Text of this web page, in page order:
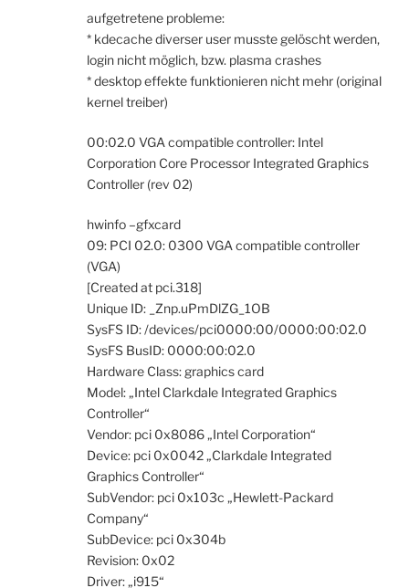
aufgetretene probleme:
* kdecache diverser user musste gelöscht werden,
login nicht möglich, bzw. plasma crashes
* desktop effekte funktionieren nicht mehr (original
kernel treiber)
00:02.0 VGA compatible controller: Intel
Corporation Core Processor Integrated Graphics
Controller (rev 02)
hwinfo –gfxcard
09: PCI 02.0: 0300 VGA compatible controller
(VGA)
[Created at pci.318]
Unique ID: _Znp.uPmDlZG_1OB
SysFS ID: /devices/pci0000:00/0000:00:02.0
SysFS BusID: 0000:00:02.0
Hardware Class: graphics card
Model: „Intel Clarkdale Integrated Graphics
Controller“
Vendor: pci 0x8086 „Intel Corporation“
Device: pci 0x0042 „Clarkdale Integrated
Graphics Controller“
SubVendor: pci 0x103c „Hewlett-Packard
Company“
SubDevice: pci 0x304b
Revision: 0x02
Driver: „i915“